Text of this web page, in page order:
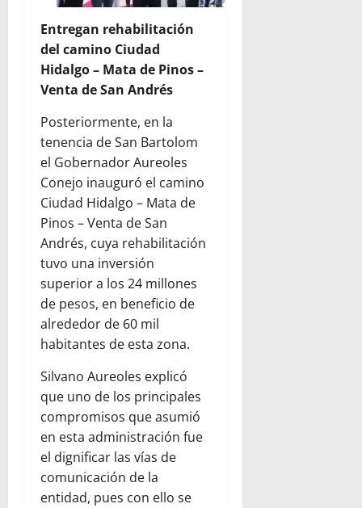
Entregan rehabilitación
del camino Ciudad
Hidalgo – Mata de Pinos –
Venta de San Andrés
Posteriormente, en la
tenencia de San Bartolom
el Gobernador Aureoles
Conejo inauguró el camino
Ciudad Hidalgo – Mata de
Pinos – Venta de San
Andrés, cuya rehabilitación
tuvo una inversión
superior a los 24 millones
de pesos, en beneficio de
alrededor de 60 mil
habitantes de esta zona.
Silvano Aureoles explicó
que uno de los principales
compromisos que asumió
en esta administración fue
el dignificar las vías de
comunicación de la
entidad, pues con ello se